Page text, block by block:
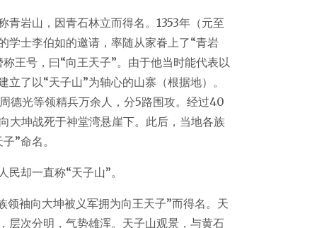
岩山，因青石林立而得名。1353年（元至
学士李伯如的邀请，率随从家眷上了“青岩
王号，曰“向王天子”。由于他当时能代表以
了以“天子山”为轴心的山寨（根据地）。
德光等领精兵万余人，分5路围攻。经过40
大坤战死于神堂湾悬崖下。此后，当地各族
”命名。
却一直称“天子山”。
袖向大坤被义军拥为向王天子”而得名。天
层次分明，气势雄浑。天子山观景，与黄石